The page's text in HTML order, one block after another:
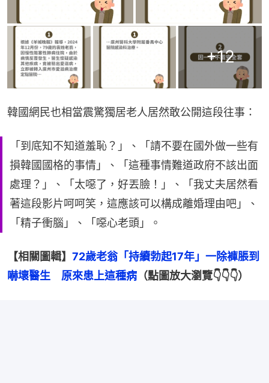
+12
韓國網民也相當震驚獨居老人居然敢公開這段往事：
「到底知不知道羞恥？」、「請不要在國外做一些有
損韓國國格的事情」、「這種事情難道政府不該出面
處理？」、「太噁了，好丟臉！」、「我丈夫居然看
著這段影片呵呵笑，這應該可以構成離婚理由吧」、
「精子衝腦」、「噁心老頭」。
【相關圖輯】 72歲老翁「持續勃起17年」一除褲脹到
嚇壞醫生　原來患上這種病 （點圖放大瀏覽👇👇👇）